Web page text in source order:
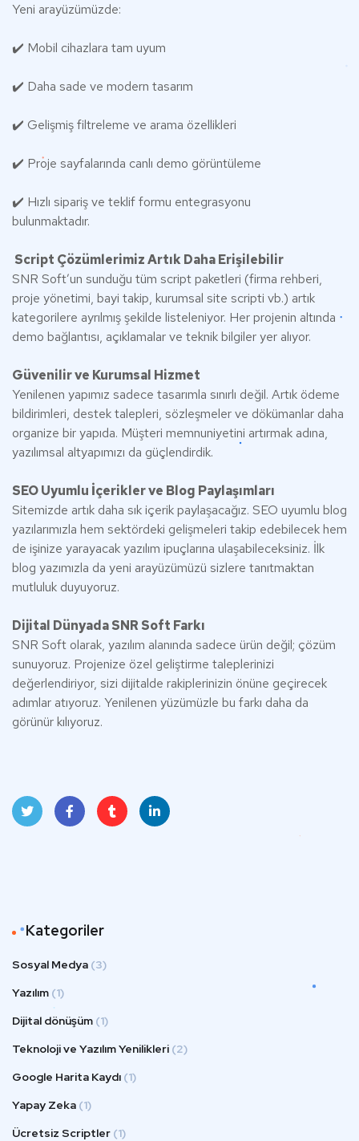
Yeni arayüzümüzde:
✔️ Mobil cihazlara tam uyum
✔️ Daha sade ve modern tasarım
✔️ Gelişmiş filtreleme ve arama özellikleri
✔️ Proje sayfalarında canlı demo görüntüleme
✔️ Hızlı sipariş ve teklif formu entegrasyonu
bulunmaktadır.
Script Çözümlerimiz Artık Daha Erişilebilir
SNR Soft’un sunduğu tüm script paketleri (firma rehberi,
proje yönetimi, bayi takip, kurumsal site scripti vb.) artık
kategorilere ayrılmış şekilde listeleniyor. Her projenin altında
demo bağlantısı, açıklamalar ve teknik bilgiler yer alıyor.
Güvenilir ve Kurumsal Hizmet
Yenilenen yapımız sadece tasarımla sınırlı değil. Artık ödeme
bildirimleri, destek talepleri, sözleşmeler ve dökümanlar daha
organize bir yapıda. Müşteri memnuniyetini artırmak adına,
yazılımsal altyapımızı da güçlendirdik.
SEO Uyumlu İçerikler ve Blog Paylaşımları
Sitemizde artık daha sık içerik paylaşacağız. SEO uyumlu blog
yazılarımızla hem sektördeki gelişmeleri takip edebilecek hem
de işinize yarayacak yazılım ipuçlarına ulaşabileceksiniz. İlk
blog yazımızla da yeni arayüzümüzü sizlere tanıtmaktan
mutluluk duyuyoruz.
Dijital Dünyada SNR Soft Farkı
SNR Soft olarak, yazılım alanında sadece ürün değil; çözüm
sunuyoruz. Projenize özel geliştirme taleplerinizi
değerlendiriyor, sizi dijitalde rakiplerinizin önüne geçirecek
adımlar atıyoruz. Yenilenen yüzümüzle bu farkı daha da
görünür kılıyoruz.
Kategoriler
Sosyal Medya (3)
Yazılım (1)
Dijital dönüşüm (1)
Teknoloji ve Yazılım Yenilikleri (2)
Google Harita Kaydı (1)
Yapay Zeka (1)
Ücretsiz Scriptler (1)